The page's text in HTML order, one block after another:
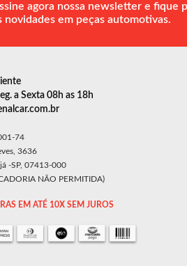
agora nossa newsletter e fique
novidades em peças automotivas.
a Sexta 08h as 18h
74
3636
-SP, 07413-000
NÃO PERMITIDA)
EM ATÉ 10X SEM JUROS